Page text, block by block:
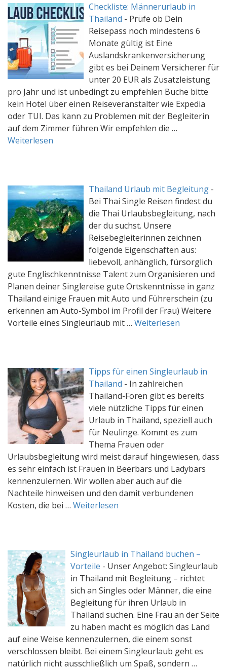
Checkliste: Männerurlaub in
Thailand - Prüfe ob Dein
Reisepass noch mindestens 6
Monate gültig ist Eine
Auslandskrankenversicherung
gibt es bei Deinem Versicherer für
unter 20 EUR als Zusatzleistung
pro Jahr und ist unbedingt zu empfehlen Buche bitte
kein Hotel über einen Reiseveranstalter wie Expedia
oder TUI. Das kann zu Problemen mit der Begleiterin
auf dem Zimmer führen Wir empfehlen die …
Weiterlesen
Thailand Urlaub mit Begleitung -
Bei Thai Single Reisen findest du
die Thai Urlaubsbegleitung, nach
der du suchst. Unsere
Reisebegleiterinnen zeichnen
folgende Eigenschaften aus:
liebevoll, anhänglich, fürsorglich
gute Englischkenntnisse Talent zum Organisieren und
Planen deiner Singlereise gute Ortskenntnisse in ganz
Thailand einige Frauen mit Auto und Führerschein (zu
erkennen am Auto-Symbol im Profil der Frau) Weitere
Vorteile eines Singleurlaub mit … Weiterlesen
Tipps für einen Singleurlaub in
Thailand - In zahlreichen
Thailand-Foren gibt es bereits
viele nützliche Tipps für einen
Urlaub in Thailand, speziell auch
für Neulinge. Kommt es zum
Thema Frauen oder
Urlaubsbegleitung wird meist darauf hingewiesen, dass
es sehr einfach ist Frauen in Beerbars und Ladybars
kennenzulernen. Wir wollen aber auch auf die
Nachteile hinweisen und den damit verbundenen
Kosten, die bei … Weiterlesen
Singleurlaub in Thailand buchen –
Vorteile - Unser Angebot: Singleurlaub
in Thailand mit Begleitung – richtet
sich an Singles oder Männer, die eine
Begleitung für ihren Urlaub in
Thailand suchen. Eine Frau an der Seite
zu haben macht es möglich das Land
auf eine Weise kennenzulernen, die einem sonst
verschlossen bleibt. Bei einem Singleurlaub geht es
natürlich nicht ausschließlich um Spaß, sondern …